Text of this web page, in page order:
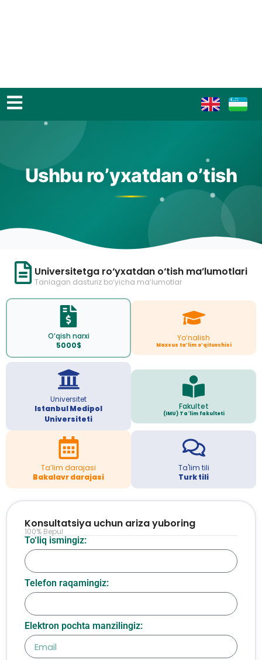
Ushbu ro’yxatdan o’tish
Universitetga ro‘yxatdan o‘tish ma’lumotlari
Tanlagan dasturiz bo‘yicha ma’lumotlar
O‘qish narxi
5000$
Yo‘nalish
Maxsus ta’lim o’qituvchisi
Universitet
Istanbul Medipol
Universiteti
Fakultet
(IMU) Ta'lim fakulteti
Ta’lim darajasi
Bakalavr darajasi
Ta'lim tili
Turk tili
To‘liq ismingiz:
Telefon raqamingiz:
Elektron pochta manzilingiz:
Konsultatsiya uchun ariza yuboring
100% Bepul